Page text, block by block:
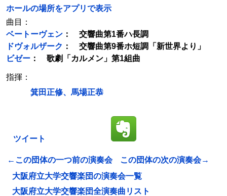
ホールの場所をアプリで表示
曲目：
ベートーヴェン ： 交響曲第1番ハ長調
ドヴォルザーク ： 交響曲第9番ホ短調「新世界より」
ビゼー ： 歌劇「カルメン」第1組曲
指揮：
箕田正修、馬場正恭
ツイート
←この団体の一つ前の演奏会
この団体の次の演奏会→
大阪府立大学交響楽団の演奏会一覧
大阪府立大学交響楽団全演奏曲リスト